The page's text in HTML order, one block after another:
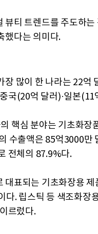
뷰티 트렌드를 주도하는
했다는 의미다.
장 많이 한 나라는 22억
국(20억 달러)·일본(11
핵심 분야는 기초화장
수출액은 85억3000만
전체의 87.9%다.
대표되는 기초화장용 제
다. 립스틱 등 색조화장
르렀다.